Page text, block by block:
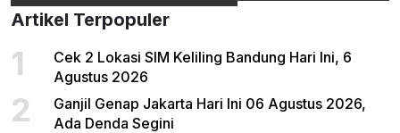
Artikel Terpopuler
1
Cek 2 Lokasi SIM Keliling Bandung Hari Ini, 6
Agustus 2026
2
Ganjil Genap Jakarta Hari Ini 06 Agustus 2026,
Ada Denda Segini